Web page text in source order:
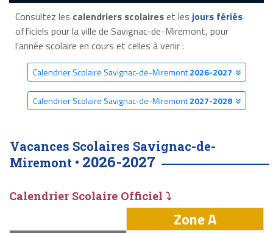
Consultez les calendriers scolaireset les jours fériés
officiels pour la ville de Savignac-de-Miremont, pour
l'année scolaire en cours et celles à venir :
Calendrier Scolaire Savignac-de-Miremont2026-2027
Calendrier Scolaire Savignac-de-Miremont2027-2028
Vacances Scolaires Savignac-de-
Miremont • 2026-2027
Calendrier Scolaire Officiel ⤵
Zone A